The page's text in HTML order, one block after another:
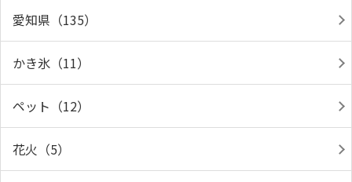
愛知県（135）
かき氷（11）
ペット（12）
花火（5）